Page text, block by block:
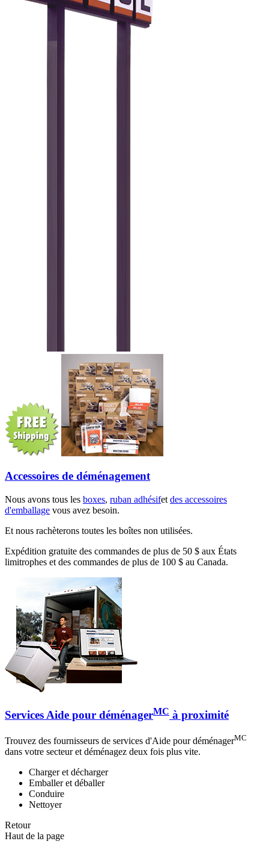
Accessoires de déménagement
Nous avons tous les boxes, ruban adhésifet des accessoires
d'emballage vous avez besoin.
Et nous rachèterons toutes les boîtes non utilisées.
Expédition gratuite des commandes de plus de 50 $ aux États
limitrophes et des commandes de plus de 100 $ au Canada.
Services Aide pour déménagerMC à proximité
Trouvez des fournisseurs de services d'Aide pour déménagerMC
dans votre secteur et déménagez deux fois plus vite.
Charger et décharger
Emballer et déballer
Conduire
Nettoyer
Retour
Haut de la page